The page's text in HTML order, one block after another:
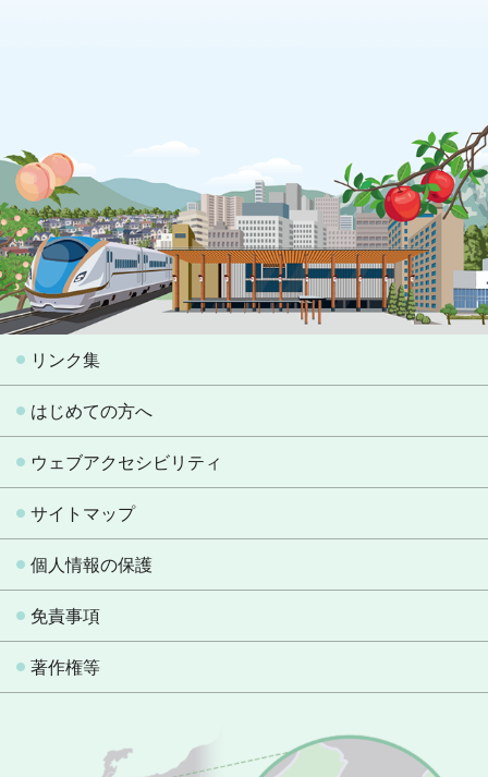
リンク集
はじめての方へ
ウェブアクセシビリティ
サイトマップ
個人情報の保護
免責事項
著作権等